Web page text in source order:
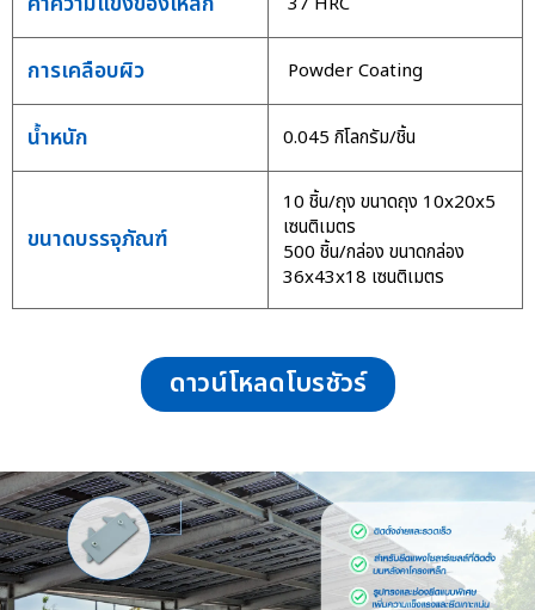
การเคลือบผิว Powder Coating
น้ำหนัก 0.045 กิโลกรัม/ชิ้น
ขนาดบรรจุภัณฑ์
10 ชิ้น/ถุง ขนาดถุง 10x20x5
เซนติเมตร
500 ชิ้น/กล่อง ขนาดกล่อง
36x43x18 เซนติเมตร
ดาวน์โหลดโบรชัวร์